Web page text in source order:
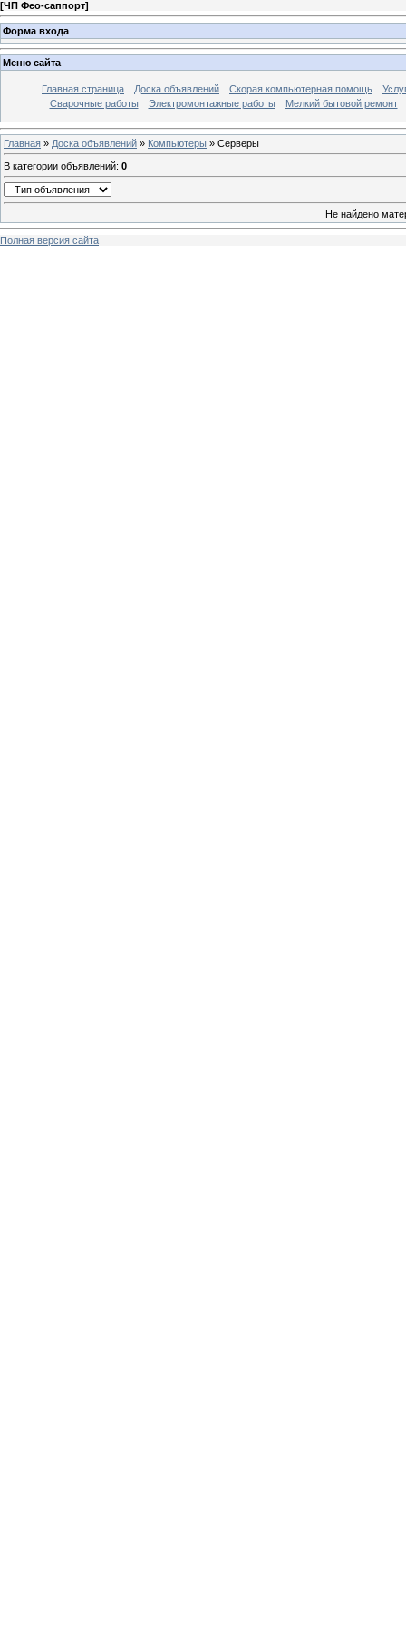
[ЧП Фео-саппорт]
Форма входа
Меню сайта
Главная страница Доска объявлений Скорая компьютерная помощь
Сварочные работы
Электромонтажные работы Мелкий бытовой ремонт
Главная » Доска объявлений » Компьютеры » Серверы
В категории объявлений: 0
Не найдено
Полная версия сайта